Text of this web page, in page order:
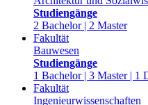
Studiengänge
2 Bachelor | 2 Master
Fakultät
Bauwesen
Studiengänge
1 Bachelor | 3 Master | 1
Fakultät
Ingenieurwissenschaften